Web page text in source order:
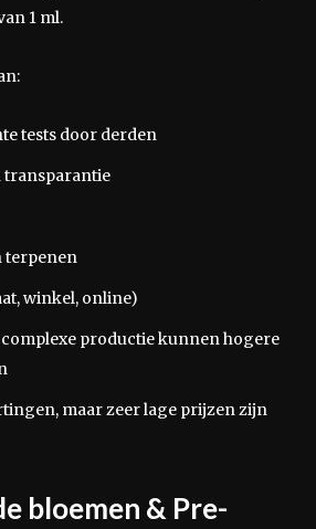
1 ml.
tests door derden
transparantie
terpenen
winkel, online)
productie kunnen hogere
maar zeer lage prijzen zijn
bloemen & Pre-